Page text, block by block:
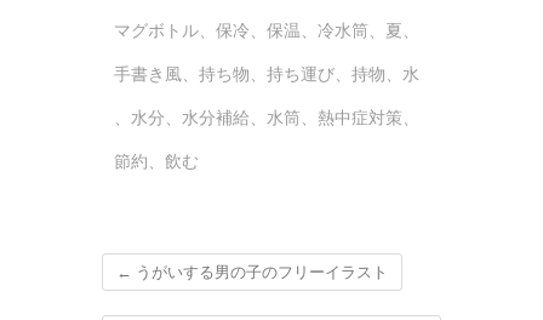
マグボトル、 保冷、 保温、 冷水筒、 夏、
手書き風、 持ち物、 持ち運び、 持物、 水
、 水分、 水分補給、 水筒、 熱中症対策、
節約、 飲む
← うがいする男の子のフリーイラスト